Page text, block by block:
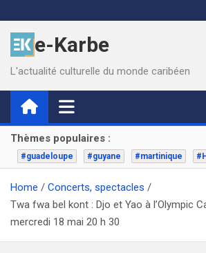
to
contente-Karbe
L'actualité culturelle du monde caribéen
Thèmes populaires :
#guadeloupe #guyane #martinique
Home
Concerts, spectacles
Twa fwa bel kont : Djo et Yao à l’Olympic
mercredi 18 mai 20 h 30